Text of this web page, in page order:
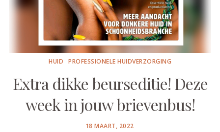
HUID PROFESSIONELE HUIDVERZORGING
Extra dikke beurseditie! Deze
week in jouw brievenbus!
POSTED
18 MAART, 2022